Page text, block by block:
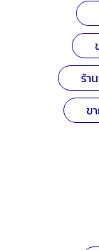
ร้า
ข